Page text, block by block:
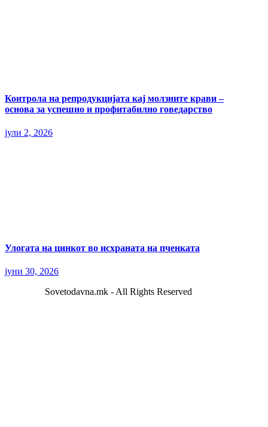
Контрола на репродукцијата кај молзните крави –
основа за успешно и профитабилно говедарство
јули 2, 2026
Улогата на цинкот во исхраната на пченката
јуни 30, 2026
Sovetodavna.mk - All Rights Reserved